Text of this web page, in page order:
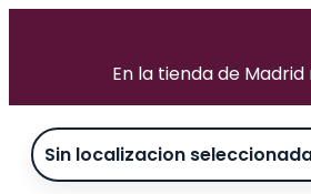
Ir
En la tienda de